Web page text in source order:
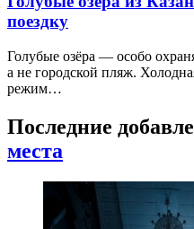
поездку
Голубые озёра — особо
а не городской пляж.
режим…
Последние
места